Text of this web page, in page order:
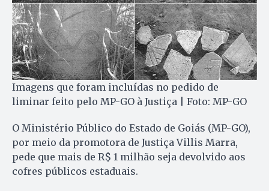
Imagens que foram incluídas no pedido de
liminar feito pelo MP-GO à Justiça | Foto: MP-GO
O Ministério Público do Estado de Goiás (MP-GO),
por meio da promotora de Justiça Villis Marra,
pede que mais de R$ 1 milhão seja devolvido aos
cofres públicos estaduais.